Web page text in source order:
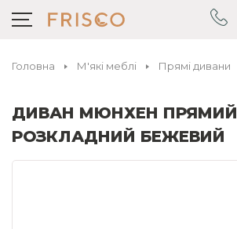
Головна М'які меблі Прямі дивани
ДИВАН МЮНХЕН ПРЯМИЙ
РОЗКЛАДНИЙ БЕЖЕВИЙ